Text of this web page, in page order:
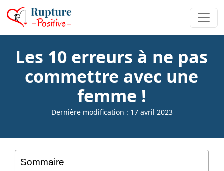
Les 10 erreurs à ne pas
commettre avec une
femme !
Dernière modification : 17 avril 2023
Sommaire